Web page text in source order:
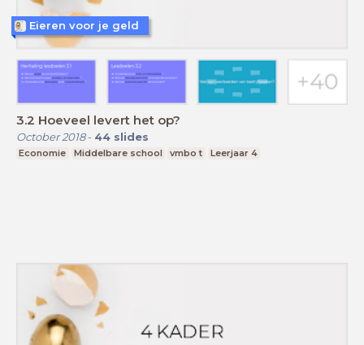
3.2 Hoeveel levert het op?
October 2018- 44 slides
Economie Middelbare school vmbo t Leerjaar 4
Eieren voor je geld